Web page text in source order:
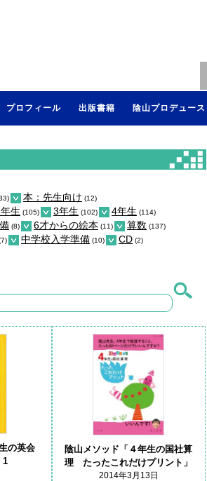
プロフィール 出版書籍 陰山プロデュース
本：先生向け (12)
生 (105) 3年生 (102) 4年生 (114)
(8) 6才からの絵本 (11) 算数 (137)
中学校入学準備 (10) CD (2)
の英会
1
陰山メソッド「４年生の国社算
理 たったこれだけプリント」
2014年3月13日